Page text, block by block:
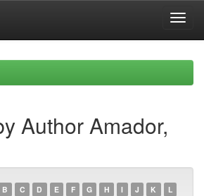
Author Amador,
B C D E F G H I J K
L